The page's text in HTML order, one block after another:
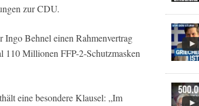
zur CDU.
Ingo Behnel einen Rahmenvertrag
110 Millionen FFP-2-Schutzmasken
eine besondere Klausel: „Im